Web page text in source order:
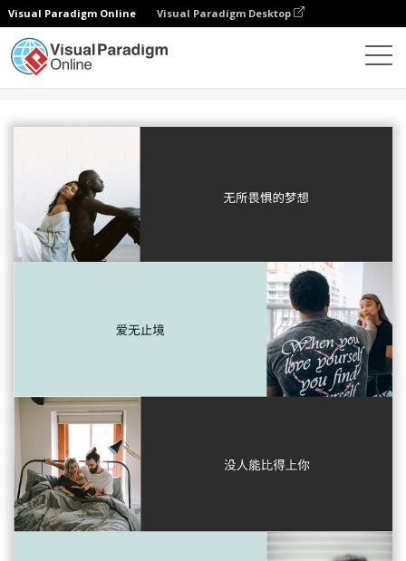
Visual Paradigm Online Visual Paradigm Desktop